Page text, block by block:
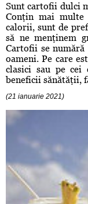
Sunt cartofii dulci
Conţin mai
calorii, sunt de
să ne menţinem
Cartofii se
oameni. Pe care
clasici sau pe
beneficii sănătăţii,
(21 ianuarie 2021)